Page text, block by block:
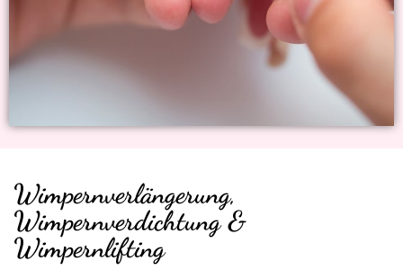
Wimpernverlängerung,
Wimpernverdichtung &
Wimpernlifting